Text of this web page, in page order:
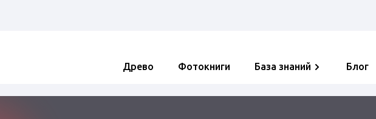
Древо Фотокниги База знаний Блог